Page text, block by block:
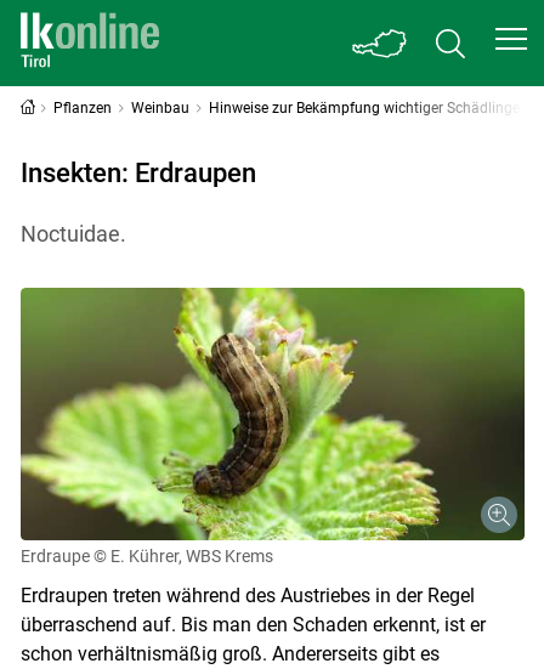
Pflanzen Weinbau Hinweise zur Bekämpfung wichtiger Schädlinge
Insekten: Erdraupen
Noctuidae.
Erdraupe © E. Kührer, WBS Krems
Erdraupen treten während des Austriebes in der Regel
überraschend auf. Bis man den Schaden erkennt, ist er
schon verhältnismäßig groß. Andererseits gibt es